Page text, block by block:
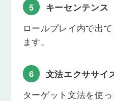
Lesson 20
How about ~?を使った提
「〜はどうですか」「〜
に、相手に提案できるよう
Lesson 21
whichを使った疑問文（現
「どのクラブに入っていま
5
キーセンテンス
ロールプレイ内で出
ます。
6
文法エクササイ
ターゲット文法を使